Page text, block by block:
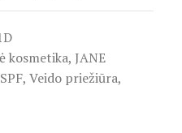
kosmetika, JANE
, Veido priežiūra,